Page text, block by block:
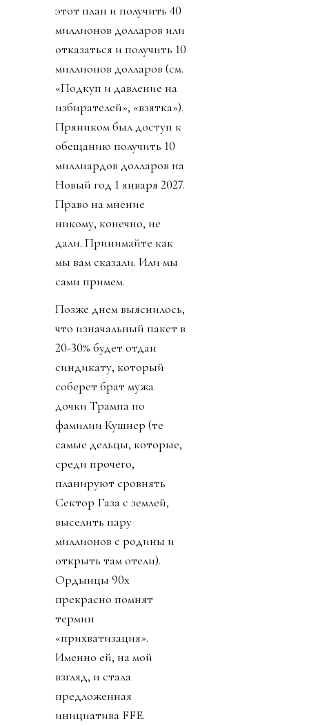
этот план и получить 40
миллионов долларов или
отказаться и получить 10
миллионов долларов (см.
«Подкуп и давление на
избирателей», «взятка»).
Пряником был доступ к
обещанию получить 10
миллиардов долларов на
Новый год 1 января 2027.
Право на мнение
никому, конечно, не
дали. Принимайте как
мы вам сказали. Или мы
сами примем.
Позже днем выяснилось,
что изначальный пакет в
20-30% будет отдан
синдикату, который
соберет брат мужа
дочки Трампа по
фамилии Кушнер (те
самые дельцы, которые,
среди прочего,
планируют сровнять
Сектор Газа с землей,
выселить пару
миллионов с родины и
открыть там отели).
Ордынцы 90х
прекрасно помнят
термин
«прихватизация».
Именно ей, на мой
взгляд, и стала
предложенная
инициатива FFE.